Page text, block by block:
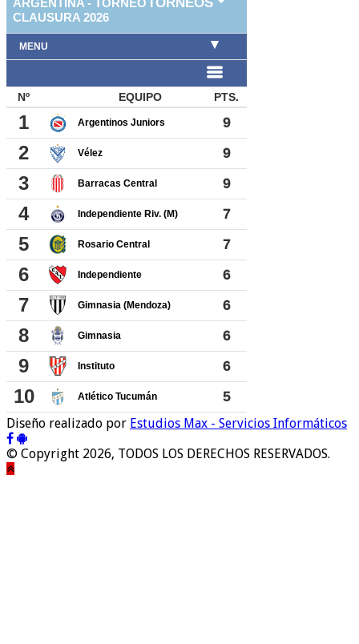
Diseño realizado por Estudios Max - Servicios Informáticos
© Copyright 2026, TODOS LOS DERECHOS RESERVADOS.